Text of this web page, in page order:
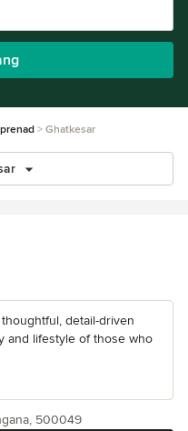
Ghatkesar
detail-driven
and lifestyle of those who
500049